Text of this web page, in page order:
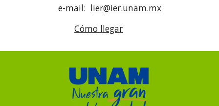
e-mail: lier@ier.unam.mx
Cómo llegar